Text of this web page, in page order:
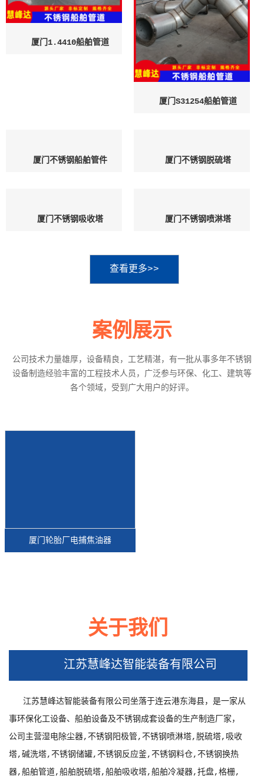
厦门1.4410船舶管道
厦门S31254船舶管道
厦门不锈钢船舶管件 厦门不锈钢脱硫塔
厦门不锈钢吸收塔 厦门不锈钢喷淋塔
查看更多>>
案例展示
公司技术力量雄厚，设备精良，工艺精湛，有一批从事多年不锈钢
设备制造经验丰富的工程技术人员，广泛参与环保、化工、建筑等
各个领域，受到广大用户的好评。
厦门轮胎厂电捕焦油器
厦门江苏沭阳湿电除尘器工地现场
关于我们
江苏慧峰达智能装备有限公司
江苏慧峰达智能装备有限公司坐落于连云港东海县，是一家从
事环保化工设备、船舶设备及不锈钢成套设备的生产制造厂家，
公司主营湿电除尘器,不锈钢阳极管,不锈钢喷淋塔,脱硫塔,吸收
塔,碱洗塔,不锈钢储罐,不锈钢反应釜,不锈钢料仓,不锈钢换热
器,船舶管道,船舶脱硫塔,船舶吸收塔,船舶冷凝器,托盘,格栅,